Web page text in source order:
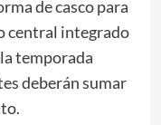
de casco para
central integrado
temporada
deberán sumar